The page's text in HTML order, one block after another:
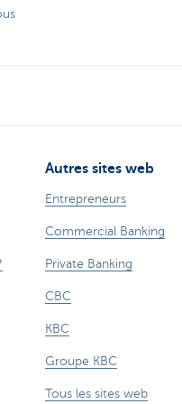
Autres sites web
Entrepreneurs
Commercial Banking
Private Banking
CBC
KBC
Groupe KBC
Tous les sites web